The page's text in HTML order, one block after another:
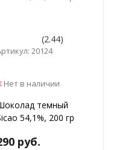
(2.44)
20124
Нет в наличии
темный
54,1%, 200 гр
руб.